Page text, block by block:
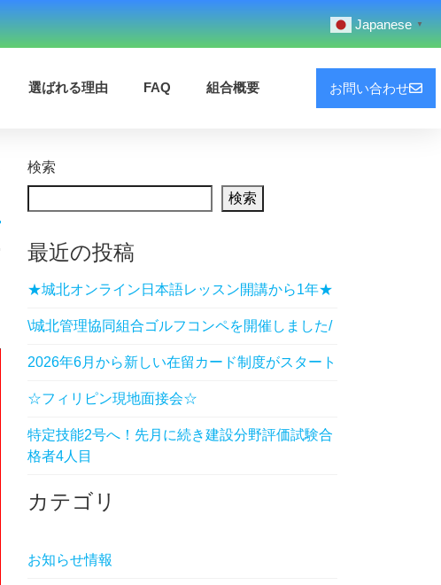
選ばれる理由 FAQ 組合概要 お問い合わせ
検索
検索
最近の投稿
★城北オンライン日本語レッスン開講から1年★
\城北管理協同組合ゴルフコンペを開催しました/
2026年6月から新しい在留カード制度がスタート
☆フィリピン現地面接会☆
特定技能2号へ！先月に続き建設分野評価試験合
格者4人目
カテゴリ
お知らせ情報
Japanese ▼